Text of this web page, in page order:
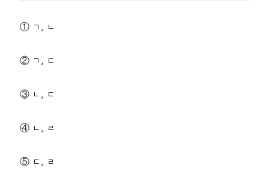
① ㄱ, ㄴ
② ㄱ, ㄷ
③ ㄴ, ㄷ
④ ㄴ, ㄹ
⑤ ㄷ, ㄹ